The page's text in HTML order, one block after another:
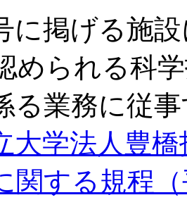
に掲げる施
められる科
る業務に従
大学法人豊
関する規程